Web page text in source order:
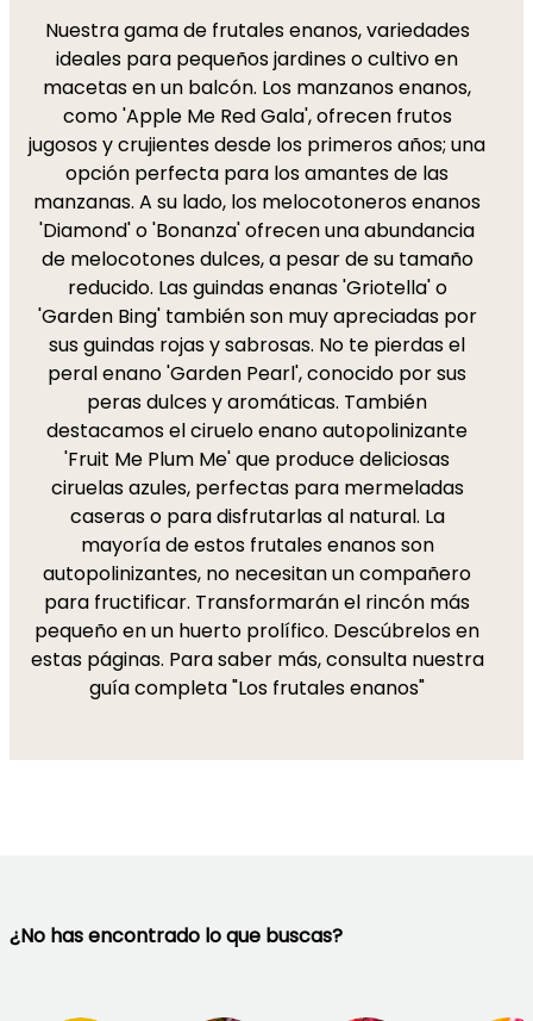
Nuestra gama de frutales enanos, variedades
ideales para pequeños jardines o cultivo en
macetas en un balcón. Los manzanos enanos,
como 'Apple Me Red Gala', ofrecen frutos
jugosos y crujientes desde los primeros años; una
opción perfecta para los amantes de las
manzanas. A su lado, los melocotoneros enanos
'Diamond' o 'Bonanza' ofrecen una abundancia
de melocotones dulces, a pesar de su tamaño
reducido. Las guindas enanas 'Griotella' o
'Garden Bing' también son muy apreciadas por
sus guindas rojas y sabrosas. No te pierdas el
peral enano 'Garden Pearl', conocido por sus
peras dulces y aromáticas. También
destacamos el ciruelo enano autopolinizante
'Fruit Me Plum Me' que produce deliciosas
ciruelas azules, perfectas para mermeladas
caseras o para disfrutarlas al natural. La
mayoría de estos frutales enanos son
autopolinizantes, no necesitan un compañero
para fructificar. Transformarán el rincón más
pequeño en un huerto prolífico. Descúbrelos en
estas páginas. Para saber más, consulta nuestra
guía completa "Los frutales enanos"
¿No has encontrado lo que buscas?